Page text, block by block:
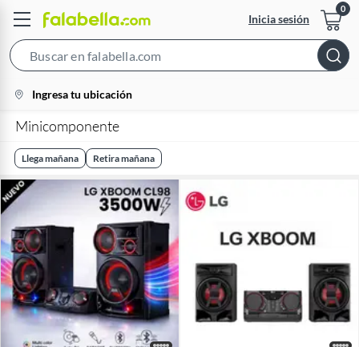
Inicia sesión
Bar
location-
icon
Ingresa tu ubicación
Minicomponente
Llega mañana Retira mañana